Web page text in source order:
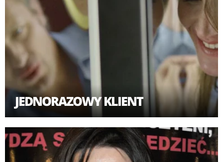
Brazylii, Wenezueli, Hongkongu i Korei Południowej.
Film otworzył także prestiżową Panoramę 62.
Międzynarodowego Festiwalu Filmowego Berlinale
2011.
JEDNORAZOWY KLIENT